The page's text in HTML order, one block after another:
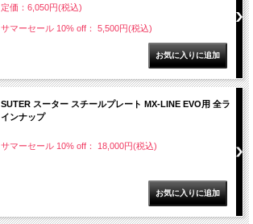
定価：6,050円(税込)
サマーセール 10% off： 5,500円(税込)
SUTER スーター スチールプレート MX-LINE EVO用 全ラ
インナップ
サマーセール 10% off： 18,000円(税込)